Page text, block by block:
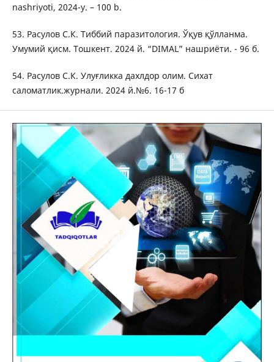
nashriyoti, 2024-y. – 100 b.
53. Расулов С.К. Тиббий паразитология. Ўқув қўлланма.
Умумий қисм. Тошкент. 2024 й. “DIMAL” нашриёти. - 96 б.
54. Расулов С.К. Улуғликка дахлдор олим. Сихат
саломатлик.журнали. 2024 й.№6. 16-17 б